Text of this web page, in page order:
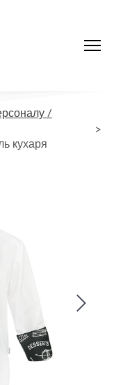
/
кухаря